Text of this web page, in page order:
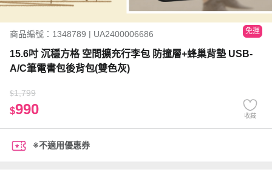
商品編號：1348789 | UA2400006686 免運
15.6吋 沉穩方格 空間擴充行李包 防撞層+蜂巢背墊 USB-
A/C筆電書包後背包(雙色灰)
$1,799
$990 收藏
※不適用優惠券